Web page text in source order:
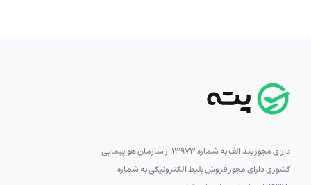
دارای مجوز بند الف به شماره 13973 از سازمان هواپیمایی
کشوری دارای مجوز فروش بلیط الکترونیکی به شماره